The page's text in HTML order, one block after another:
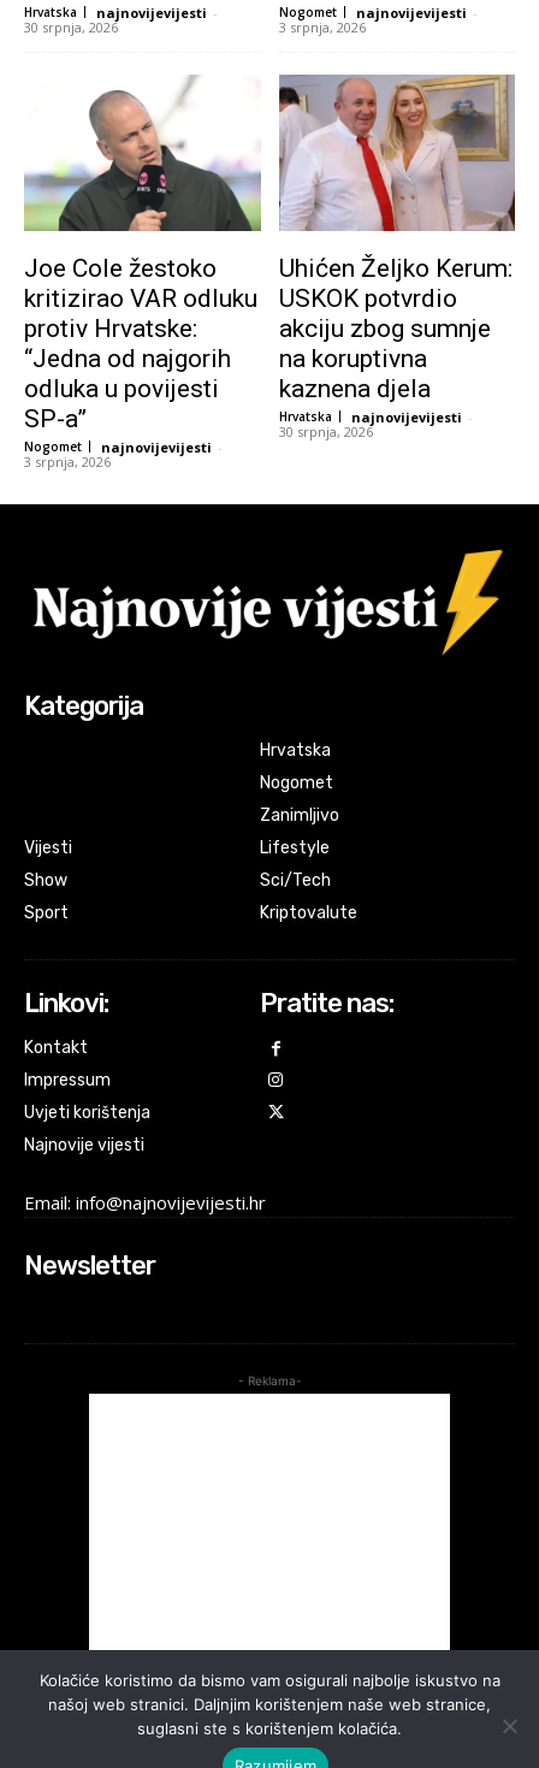
Hrvatska najnovijevijesti -
30 srpnja, 2026
Nogomet najnovijevijesti -
3 srpnja, 2026
Joe Cole žestoko
kritizirao VAR odluku
protiv Hrvatske:
“Jedna od najgorih
odluka u povijesti
SP-a”
Nogomet najnovijevijesti -
3 srpnja, 2026
Uhićen Željko Kerum:
USKOK potvrdio
akciju zbog sumnje
na koruptivna
kaznena djela
Hrvatska najnovijevijesti -
30 srpnja, 2026
Kategorija
Vijesti
Show
Sport
Hrvatska
Nogomet
Zanimljivo
Lifestyle
Sci/Tech
Kriptovalute
Linkovi:
Kontakt
Impressum
Uvjeti korištenja
Najnovije vijesti
Pratite nas:
Email: info@najnovijevijesti.hr
Newsletter
- Reklama-
Kolačiće koristimo da bismo vam osigurali najbolje iskustvo na
našoj web stranici. Daljnjim korištenjem naše web stranice,
suglasni ste s korištenjem kolačića.